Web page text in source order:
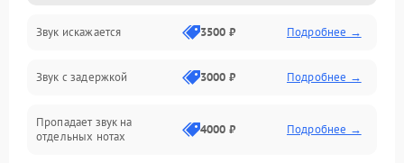
Управление и электроника
Подключения и интерфейсы
Педали и стойка
Звук искажается 3500 ₽ Подробнее →
Звук с задержкой 3000 ₽ Подробнее →
Пропадает звук на
отдельных нотах
4000 ₽ Подробнее →